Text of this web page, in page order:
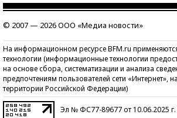
© 2007 — 2026 ООО «Медиа новости»
На информационном ресурсе BFM.ru
технологии (информационные технологии
на основе сбора, систематизации и анализа
предпочтениям пользователей сети «Интернет»,
территории Российской Федерации)
Эл № ФС77-89677 от 10.06.2025 г.